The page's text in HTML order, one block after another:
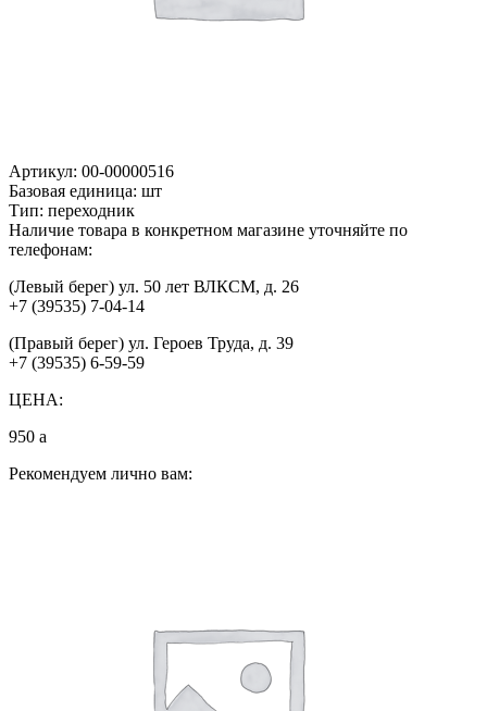
Артикул: 00-00000516
Базовая единица: шт
Тип: переходник
Наличие товара в конкретном магазине уточняйте по
телефонам:
(Левый берег) ул. 50 лет ВЛКСМ, д. 26
+7 (39535) 7-04-14
(Правый берег) ул. Героев Труда, д. 39
+7 (39535) 6-59-59
ЦЕНА:
950 a
Рекомендуем лично вам: